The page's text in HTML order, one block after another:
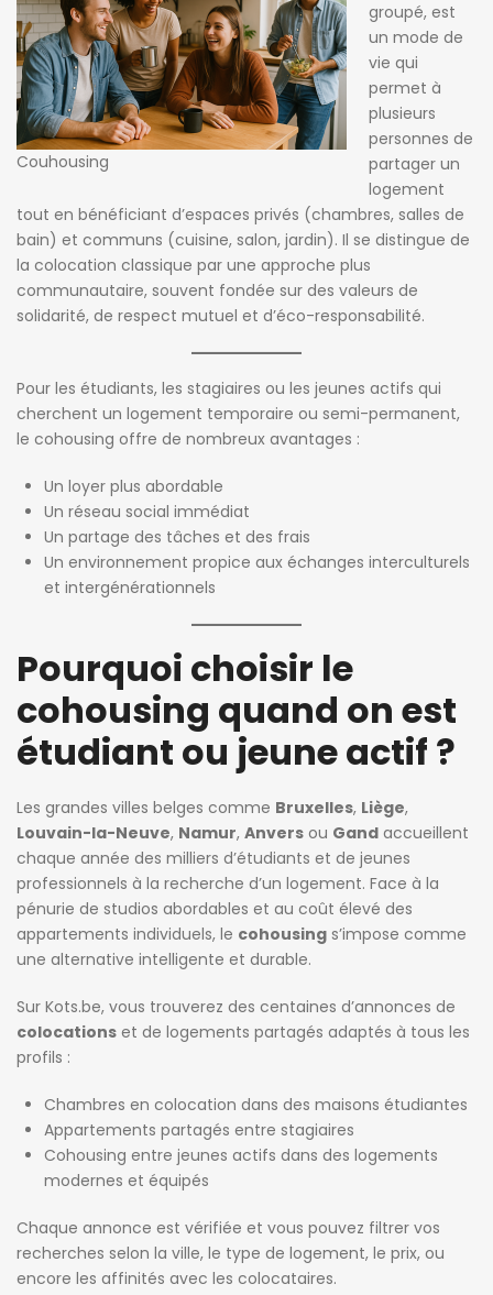
Couhousing
groupé, est
un mode de
vie qui
permet à
plusieurs
personnes de
partager un
logement
tout en bénéficiant d’espaces privés (chambres, salles de
bain) et communs (cuisine, salon, jardin). Il se distingue de
la colocation classique par une approche plus
communautaire, souvent fondée sur des valeurs de
solidarité, de respect mutuel et d’éco-responsabilité.
Pour les étudiants, les stagiaires ou les jeunes actifs qui
cherchent un logement temporaire ou semi-permanent,
le cohousing offre de nombreux avantages :
Un loyer plus abordable
Un réseau social immédiat
Un partage des tâches et des frais
Un environnement propice aux échanges interculturels
et intergénérationnels
Pourquoi choisir le
cohousing quand on est
étudiant ou jeune actif ?
Les grandes villes belges comme Bruxelles, Liège,
Louvain-la-Neuve, Namur, Anvers ou Gand accueillent
chaque année des milliers d’étudiants et de jeunes
professionnels à la recherche d’un logement. Face à la
pénurie de studios abordables et au coût élevé des
appartements individuels, le cohousing s’impose comme
une alternative intelligente et durable.
Sur Kots.be, vous trouverez des centaines d’annonces de
colocations et de logements partagés adaptés à tous les
profils :
Chambres en colocation dans des maisons étudiantes
Appartements partagés entre stagiaires
Cohousing entre jeunes actifs dans des logements
modernes et équipés
Chaque annonce est vérifiée et vous pouvez filtrer vos
recherches selon la ville, le type de logement, le prix, ou
encore les affinités avec les colocataires.